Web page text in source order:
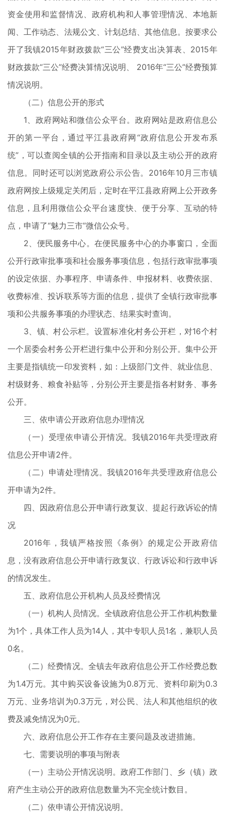
资金使用和监督情况、政府机构和人事管理情况、本地新
闻、工作动态、法规公文、计划总结、其他信息。按要求公
开了我镇2015年财政拨款“三公”经费支出决算表、2015年
财政拨款“三公”经费决算情况说明、 2016年“三公”经费预算
情况说明。
（二）信息公开的形式
1、政府网站和微信公众平台。政府网站是政府信息公
开的第一平台，通过平江县政府网“政府信息公开发布系
统”，可以查阅全镇的公开指南和目录以及主动公开的政府
信息。同时还可以浏览政府公示公告。2016年10月三市镇
政府网按上级规定关闭后，定时在平江县政府网上公开政务
信息，且利用微信公众平台速度快、便于分享、互动的特
点，申请了“魅力三市”微信公众号。
2、便民服务中心。在便民服务中心的办事窗口，全面
公开行政审批事项和社会服务事项信息，包括行政审批事项
的设定依据、办事程序、申请条件、申报材料、收费依据、
收费标准、投诉联系等方面的信息，提供了全镇行政审批事
项和公共服务事项的办理状态、结果实时查询。
3、镇、村公示栏。设置标准化村务公开栏，对16个村
一个居委会村务公开栏进行集中公开和分别公开。集中公开
主要是指镇统一印发资料，如：上级部门文件、就业信息、
村级财务、粮食补贴等，分别公开主要是指各村财务、事务
公开。
三、依申请公开政府信息办理情况
（一）受理依申请公开情况。我镇2016年共受理政府
信息公开申请2件。
（二）申请处理情况。我镇2016年共受理政府信息公
开申请为2件。
四、因政府信息公开申请行政复议、提起行政诉讼的情
况
2016年，我镇严格按照《条例》的规定公开政府信
息，没有政府信息公开申请行政复议、行政诉讼和行政申诉
的情况发生。
五、政府信息公开机构人员及经费情况
（一）机构人员情况。全镇政府信息公开工作机构数量
为1个，具体工作人员为14人，其中专职人员1名，兼职人员
0名。
（二）经费情况。全镇去年政府信息公开工作经费总数
为1.4万元。其中购买设备设施为0.8万元、资料印刷为0.3
万元、业务培训为0.3万元，对公民、法人和其他组织的收
费及减免情况为0元。
六、政府信息公开工作存在主要问题及改进措施。
七、需要说明的事项与附表
（一）主动公开情况说明。政府工作部门、乡（镇）政
府产生主动公开的政府信息数量为不完全统计数目。
（二）依申请公开情况说明。